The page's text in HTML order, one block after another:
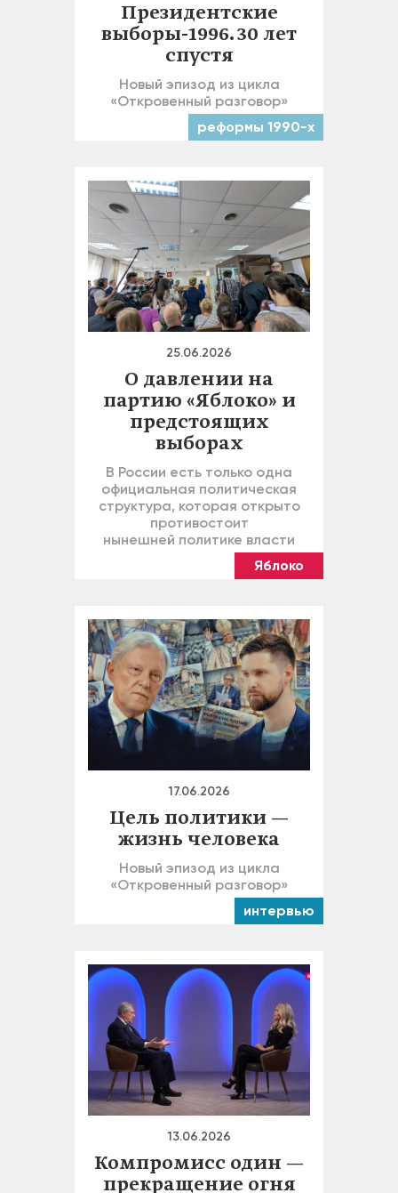
Президентские
выборы-1996. 30 лет
спустя
Новый эпизод из цикла
«Откровенный разговор»
реформы 1990-х
25.06.2026
О давлении на
партию «Яблоко» и
предстоящих
выборах
В России есть только одна
официальная политическая
структура, которая открыто
противостоит
нынешней политике власти
Яблоко
17.06.2026
Цель политики —
жизнь человека
Новый эпизод из цикла
«Откровенный разговор»
интервью
13.06.2026
Компромисс один —
прекращение огня